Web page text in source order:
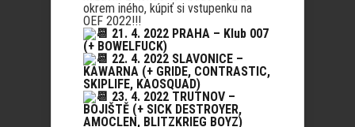
okrem iného, kúpiť si vstupenku na
OEF 2022!!!
21. 4. 2022 PRAHA – Klub 007
(+ BOWELFUCK)
22. 4. 2022 SLAVONICE –
KAWARNA (+ GRIDE, CONTRASTIC,
SKIPLIFE, KAOSQUAD)
23. 4. 2022 TRUTNOV –
BOJIŠTĚ (+ SICK DESTROYER,
AMOCLEN, BLITZKRIEG BOYZ)